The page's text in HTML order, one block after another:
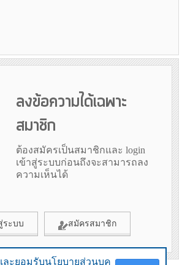
ละยอมรับนโยบายส่วนบุค
ลงข้อความได้เฉพาะ
สมาชิก
ต้องสมัครเป็นสมาชิกและ login
เข้าสู่ระบบก่อนถึงจะสามารถลง
ความเห็นได้
ระบบ สมัครสมาชิก
ละยอมรับนโยบายส่วนบุค